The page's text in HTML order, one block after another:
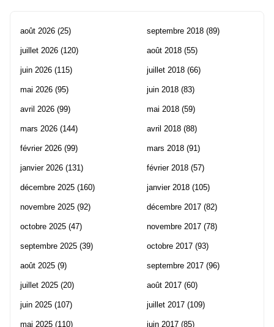
août 2026 (25)
juillet 2026 (120)
juin 2026 (115)
mai 2026 (95)
avril 2026 (99)
mars 2026 (144)
février 2026 (99)
janvier 2026 (131)
décembre 2025 (160)
novembre 2025 (92)
octobre 2025 (47)
septembre 2025 (39)
août 2025 (9)
juillet 2025 (20)
juin 2025 (107)
mai 2025 (110)
septembre 2018 (89)
août 2018 (55)
juillet 2018 (66)
juin 2018 (83)
mai 2018 (59)
avril 2018 (88)
mars 2018 (91)
février 2018 (57)
janvier 2018 (105)
décembre 2017 (82)
novembre 2017 (78)
octobre 2017 (93)
septembre 2017 (96)
août 2017 (60)
juillet 2017 (109)
juin 2017 (85)